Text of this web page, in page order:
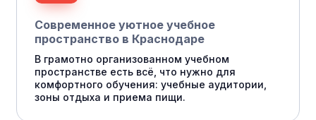
Современное уютное учебное
пространство в Краснодаре
В грамотно организованном учебном
пространстве есть всё, что нужно для
комфортного обучения: учебные аудитории,
зоны отдыха и приема пищи.